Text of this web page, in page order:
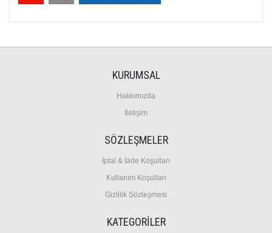
KURUMSAL
Hakkımızda
İletişim
SÖZLEŞMELER
İptal & İade Koşulları
Kullanım Koşulları
Gizlilik Sözleşmesi
KATEGORİLER